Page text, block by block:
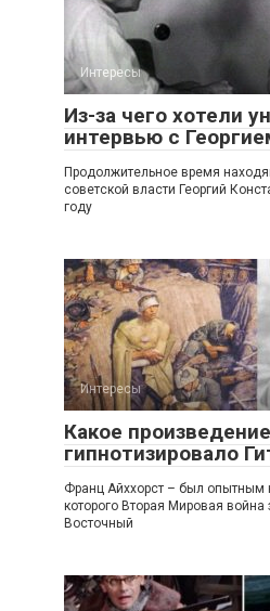
Интересы
Из-за чего хотели
интервью с
Продолжительное время
советской власти Георгий
году
Интересы
Какое
гипнотизировало
Франц Айххорст – был
которого Вторая Мировая война
Восточный